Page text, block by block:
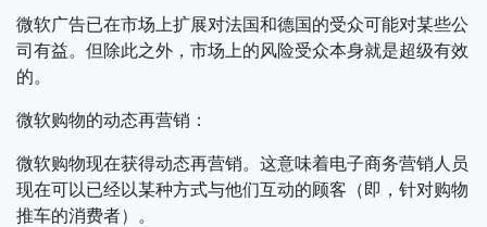
微软广告已在市场上扩展对法国和德国的受众可能对某些公
司有益。但除此之外，市场上的风险受众本身就是超级有效
的。
微软购物的动态再营销：
微软购物现在获得动态再营销。这意味着电子商务营销人员
现在可以已经以某种方式与他们互动的顾客（即，针对购物
推车的消费者）。